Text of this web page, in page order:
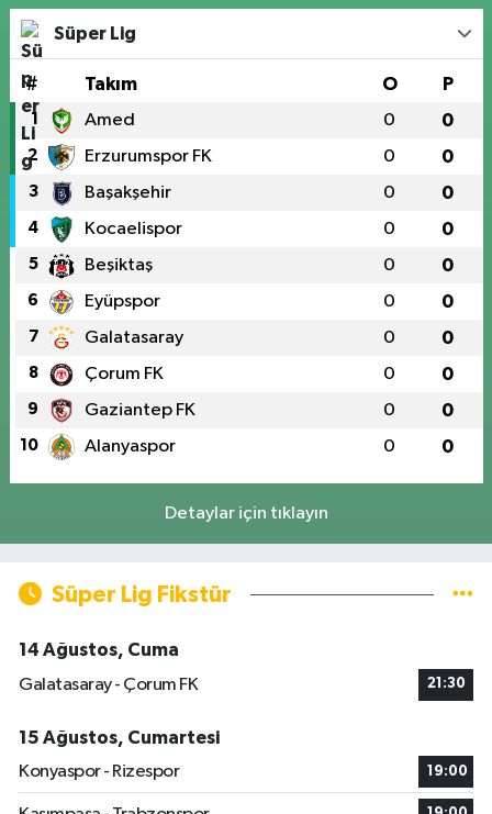
Süper Lig
# Takım O P
1 Amed 0 0
2 Erzurumspor FK 0 0
3 Başakşehir 0 0
4 Kocaelispor 0 0
5 Beşiktaş 0 0
6 Eyüpspor 0 0
7 Galatasaray 0 0
8 Çorum FK 0 0
9 Gaziantep FK 0 0
10 Alanyaspor 0 0
Detaylar için tıklayın
Süper Lig Fikstür
14 Ağustos, Cuma
Galatasaray - Çorum FK
21:30
15 Ağustos, Cumartesi
Konyaspor - Rizespor
19:00